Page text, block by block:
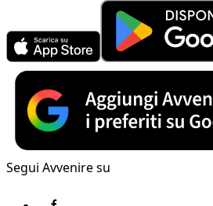
Segui Avvenire su